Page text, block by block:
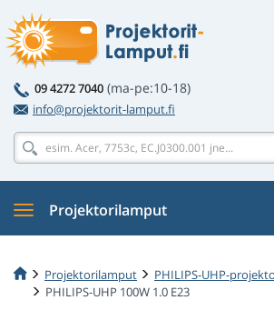
09 4272 7040 (ma-pe:10-18)
info@projektorit-lamput.fi
Projektorilamput
Projektorilamput
PHILIPS-UHP-
PHILIPS-UHP 100W 1.0 E23